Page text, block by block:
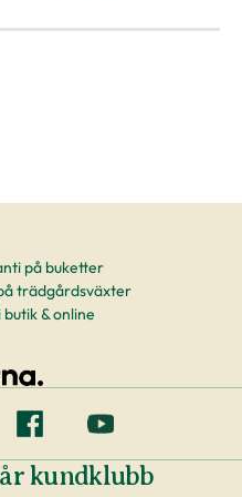
bilderna räknas det
till dörren eller till
är det upp
på buketter
trädgårdsväxter
& online
kundklubb